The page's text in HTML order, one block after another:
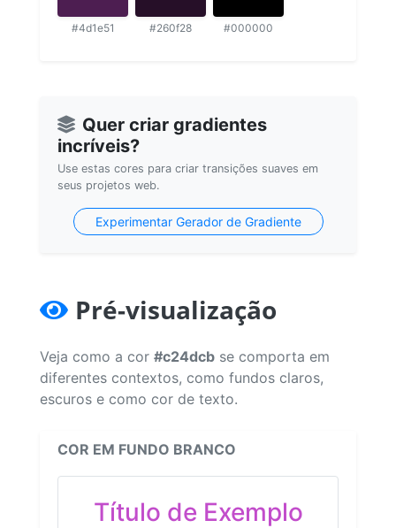
#4d1e51 #260f28 #000000
Quer criar gradientes
incríveis?
Use estas cores para criar transições suaves em
seus projetos web.
Experimentar Gerador de Gradiente
Pré-visualização
Veja como a cor #c24dcb se comporta em
diferentes contextos, como fundos claros,
escuros e como cor de texto.
COR EM FUNDO BRANCO
Título de Exemplo